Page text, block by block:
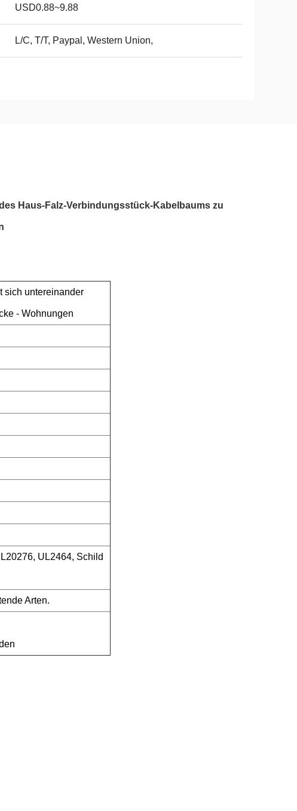
USD0.88~9.88
L/C, T/T, Paypal, Western Union,
Haus-Falz-Verbindungsstück-Kabelbaums zu
sich untereinander
- Wohnungen
UL2464, Schild
Arten.